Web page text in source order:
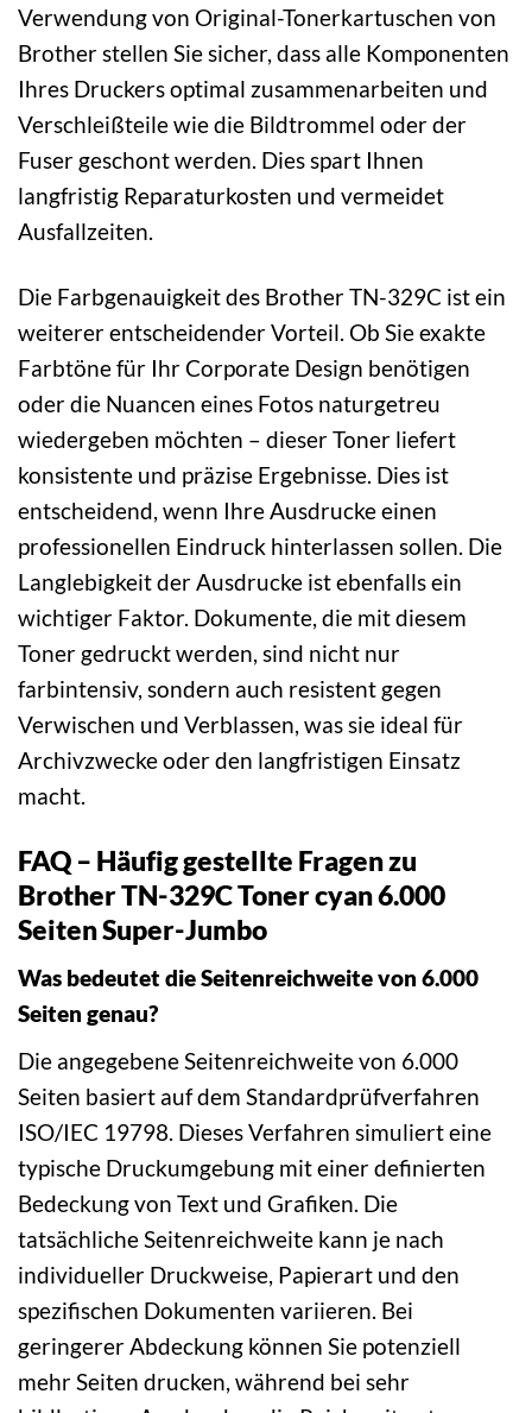
Verwendung von Original-Tonerkartuschen von
Brother stellen Sie sicher, dass alle Komponenten
Ihres Druckers optimal zusammenarbeiten und
Verschleißteile wie die Bildtrommel oder der
Fuser geschont werden. Dies spart Ihnen
langfristig Reparaturkosten und vermeidet
Ausfallzeiten.
Die Farbgenauigkeit des Brother TN-329C ist ein
weiterer entscheidender Vorteil. Ob Sie exakte
Farbtöne für Ihr Corporate Design benötigen
oder die Nuancen eines Fotos naturgetreu
wiedergeben möchten – dieser Toner liefert
konsistente und präzise Ergebnisse. Dies ist
entscheidend, wenn Ihre Ausdrucke einen
professionellen Eindruck hinterlassen sollen. Die
Langlebigkeit der Ausdrucke ist ebenfalls ein
wichtiger Faktor. Dokumente, die mit diesem
Toner gedruckt werden, sind nicht nur
farbintensiv, sondern auch resistent gegen
Verwischen und Verblassen, was sie ideal für
Archivzwecke oder den langfristigen Einsatz
macht.
FAQ – Häufig gestellte Fragen zu
Brother TN-329C Toner cyan 6.000
Seiten Super-Jumbo
Was bedeutet die Seitenreichweite von 6.000
Seiten genau?
Die angegebene Seitenreichweite von 6.000
Seiten basiert auf dem Standardprüfverfahren
ISO/IEC 19798. Dieses Verfahren simuliert eine
typische Druckumgebung mit einer definierten
Bedeckung von Text und Grafiken. Die
tatsächliche Seitenreichweite kann je nach
individueller Druckweise, Papierart und den
spezifischen Dokumenten variieren. Bei
geringerer Abdeckung können Sie potenziell
mehr Seiten drucken, während bei sehr